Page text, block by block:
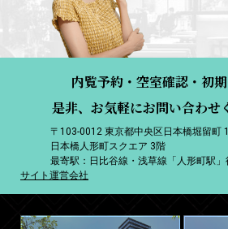
内覧予約・空室確認・初
是非、お気軽にお問い合わせ
〒103-0012 東京都中央区日本橋堀留町
日本橋人形町スクエア 3階
最寄駅：日比谷線・浅草線「人形町駅」
サイト運営会社